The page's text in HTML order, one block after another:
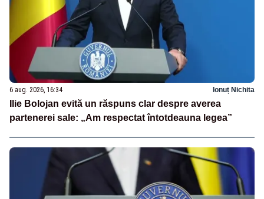
6 aug. 2026, 16:34 Ionuț Nichita
Ilie Bolojan evită un răspuns clar despre averea
partenerei sale: „Am respectat întotdeauna legea”